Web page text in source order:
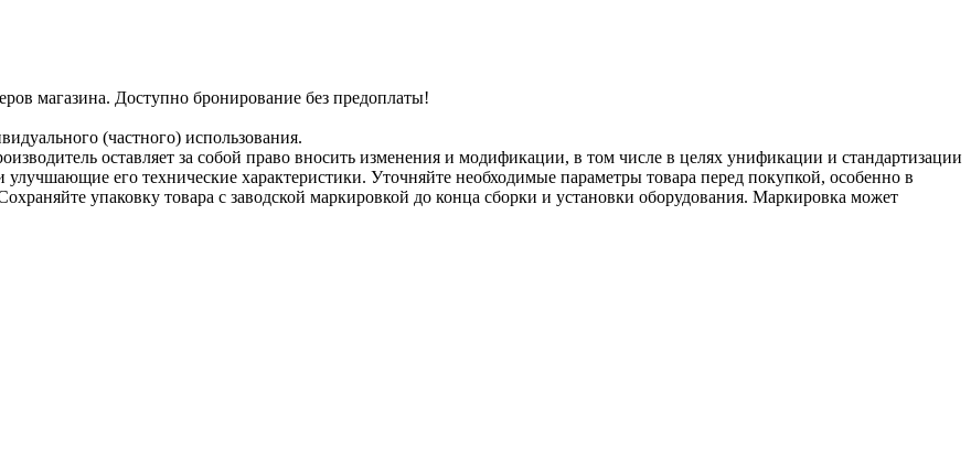
магазина. Доступно бронирование без предоплаты!
(частного) использования.
оставляет за собой право вносить изменения и модификации, в том числе в целях унификации и стандартизации
его технические характеристики. Уточняйте необходимые параметры товара перед покупкой, особенно в
упаковку товара с заводской маркировкой до конца сборки и установки оборудования. Маркировка может